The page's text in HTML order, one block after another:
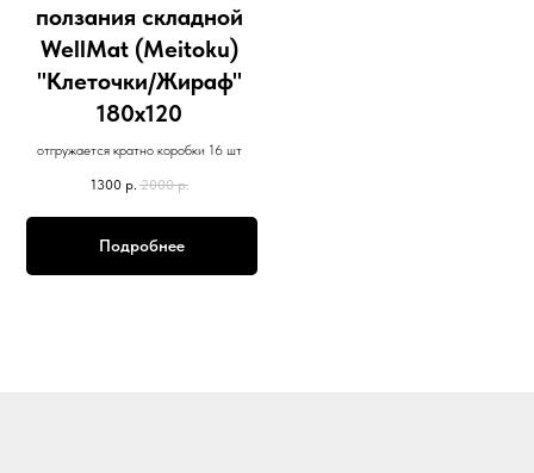
ползания складной
WellMat (Meitoku)
"Клеточки/Жираф"
180x120
отгружается кратно коробки 16 шт
1300 р. 2000 р.
Подробнее